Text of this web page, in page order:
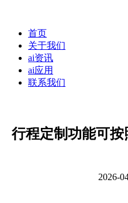
首页
关于我们
ai资讯
ai应用
联系我们
行程定制功能可
2026-